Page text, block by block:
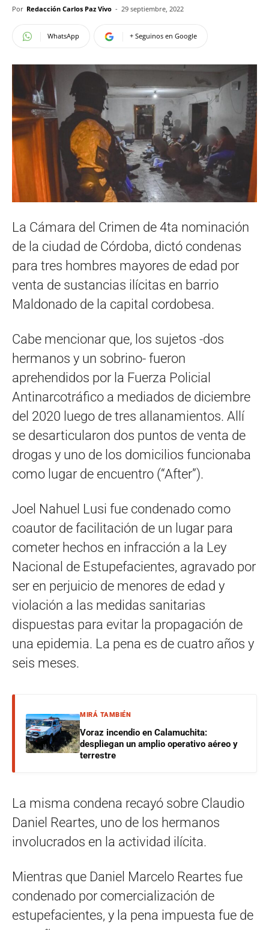
Por Redacción Carlos Paz Vivo - 29 septiembre, 2022
WhatsApp + Seguinos en Google
La Cámara del Crimen de 4ta nominación
de la ciudad de Córdoba, dictó condenas
para tres hombres mayores de edad por
venta de sustancias ilícitas en barrio
Maldonado de la capital cordobesa.
Cabe mencionar que, los sujetos -dos
hermanos y un sobrino- fueron
aprehendidos por la Fuerza Policial
Antinarcotráfico a mediados de diciembre
del 2020 luego de tres allanamientos. Allí
se desarticularon dos puntos de venta de
drogas y uno de los domicilios funcionaba
como lugar de encuentro (“After”).
Joel Nahuel Lusi fue condenado como
coautor de facilitación de un lugar para
cometer hechos en infracción a la Ley
Nacional de Estupefacientes, agravado por
ser en perjuicio de menores de edad y
violación a las medidas sanitarias
dispuestas para evitar la propagación de
una epidemia. La pena es de cuatro años y
seis meses.
MIRÁ TAMBIÉN
Voraz incendio en Calamuchita:
despliegan un amplio operativo aéreo y
terrestre
La misma condena recayó sobre Claudio
Daniel Reartes, uno de los hermanos
involucrados en la actividad ilícita.
Mientras que Daniel Marcelo Reartes fue
condenado por comercialización de
estupefacientes, y la pena impuesta fue de